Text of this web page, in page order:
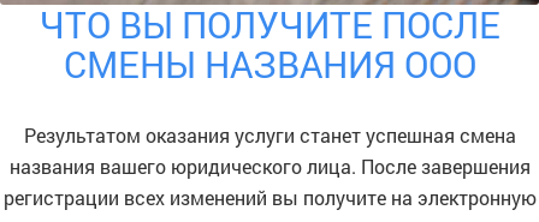
ЧТО ВЫ ПОЛУЧИТЕ ПОСЛЕ
СМЕНЫ НАЗВАНИЯ ООО
Результатом оказания услуги станет успешная смена
названия вашего юридического лица. После завершения
регистрации всех изменений вы получите на электронную